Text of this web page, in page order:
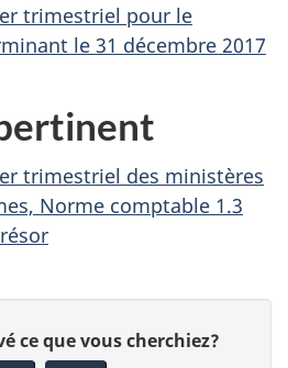
trimestriel pour le
le 31 décembre 2017
trimestriel des ministères
Norme comptable 1.3
ce que vous cherchiez?